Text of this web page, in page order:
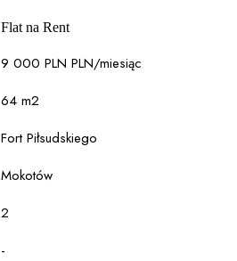
Flat na Rent
9 000 PLN PLN/miesiąc
64 m2
Fort Piłsudskiego
Mokotów
2
-